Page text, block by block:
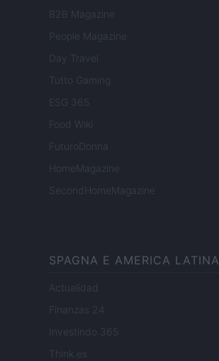
B2B Magazine
People Magazine
Day Travel
Tutto Gaming
ESG 365
Food Wiki
FuturoDonna
HomeMagazine
SecondHomeMagazine
SPAGNA E AMERICA LATINA
Actualidad
Finanzas 24
Investindo 365
Think.es